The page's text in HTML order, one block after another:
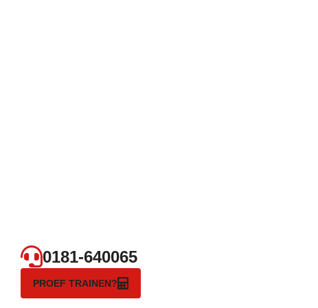
0181-640065
PROEF TRAINEN?